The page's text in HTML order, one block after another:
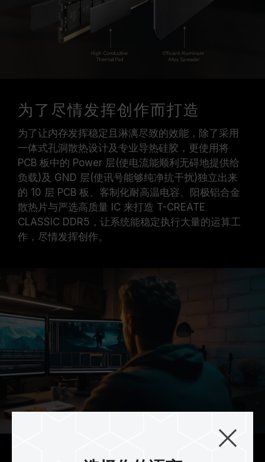
为了尽情发挥创作而打造
为了让内存发挥稳定且淋漓尽致的效能，除了采用
一体式孔洞散热设计及专业导热硅胶，更使用将
PCB 板中的 Power 层(使电流能顺利无碍地提供给
负载)及 GND 层(使讯号能够纯净抗干扰)独立出来
的 10 层 PCB 板、客制化耐高温电容、阳极铝合金
散热片与严选高质量 IC 来打造 T-CREATE
CLASSIC DDR5，让系统能稳定执行大量的运算工
作，尽情发挥创作。